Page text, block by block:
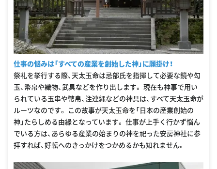
仕事の悩みは「すべての産業を創始した神」に願掛け！
祭礼を挙行する際、天太玉命は忌部氏を指揮して必要な鏡や勾
玉、幣帛や織物、武具などを作り出します。 現在も神事で用い
られている玉串や幣帛、注連縄などの神具は、すべて天太玉命が
ルーツなのです。 この故事が天太玉命を「日本の産業創始の
神」たらしめる由縁となっています。 仕事が上手く行かず悩ん
でいる方は、あらゆる産業の始まりの神を祀った安房神社に参
拝すれば、好転へのきっかけをつかめるかも知れません。